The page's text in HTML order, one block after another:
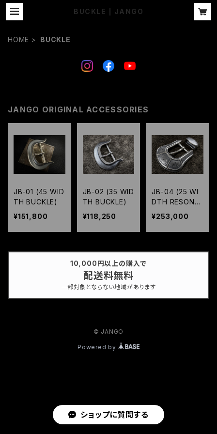
BUCKLE | JANGO
HOME BUCKLE
JANGO ORIGINAL ACCESSORIES
JB-01 (45 WID
TH BUCKLE)
¥151,800
JB-02 (35 WID
TH BUCKLE)
¥118,250
JB-04 (25 WI
DTH RESONA
TOR BUCKLE
¥253,000
10,000円以上の購入で
配送料無料
一部対象とならない地域があります
© JANGO
Powered by
ショップに質問する